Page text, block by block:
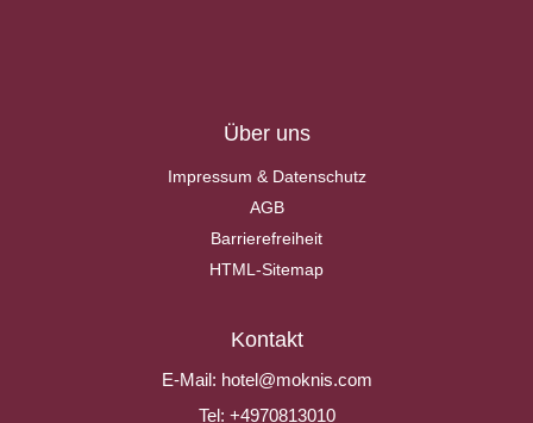
Über uns
Impressum & Datenschutz
AGB
Barrierefreiheit
HTML-Sitemap
Kontakt
E-Mail: hotel@moknis.com
Tel: +4970813010